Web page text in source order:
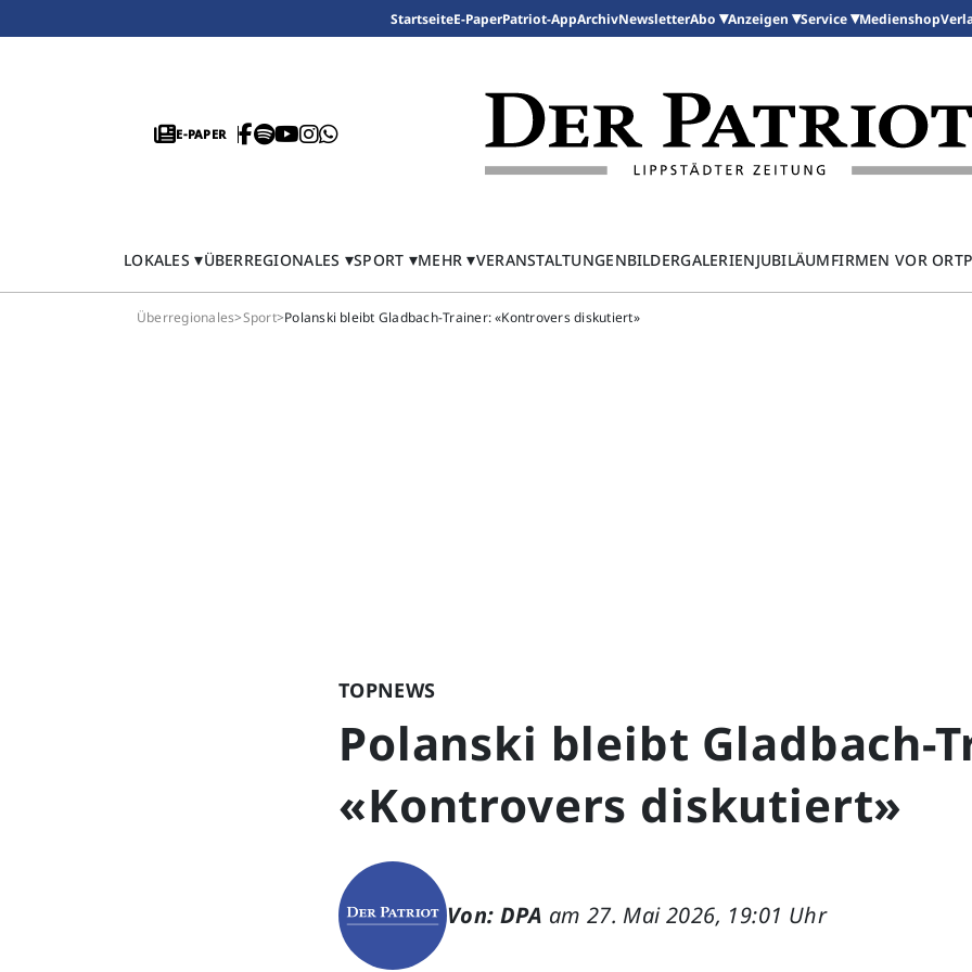
StartseiteE-PaperPatriot-AppArchivNewsletterAbo Anzeigen Service Medienshop
E-PAPER
LOKALES ÜBERREGIONALES SPORT MEHR VERANSTALTUNGENBILDERGALERIENJUBILÄUMFIRMEN VOR ORT
Überregionales>Sport>Polanski bleibt Gladbach-Trainer: «Kontrovers diskutiert»
TOPNEWS
Polanski bleibt Gladbach-
«Kontrovers diskutiert»
Von: DPA am 27. Mai 2026, 19:01 Uhr